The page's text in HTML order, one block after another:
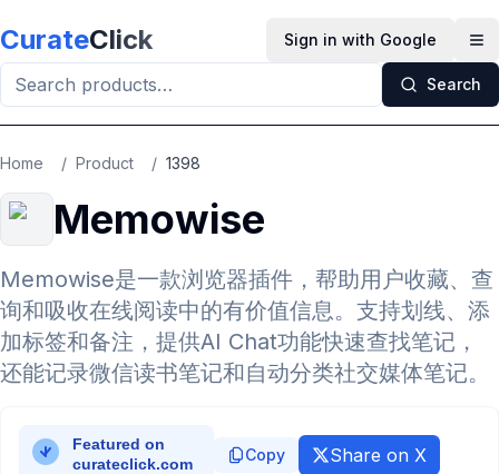
CurateClick Sign in with Google
Search
Home / Product / 1398
Memowise
Memowise是一款浏览器插件，帮助用户收藏、查
询和吸收在线阅读中的有价值信息。支持划线、添
加标签和备注，提供AI Chat功能快速查找笔记，
还能记录微信读书笔记和自动分类社交媒体笔记。
Copy Share on X